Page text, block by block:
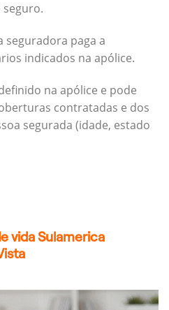
seguradora paga a
indicados na apólice.
na apólice e pode
contratadas e dos
segurada (idade, estado
vida Sulamerica